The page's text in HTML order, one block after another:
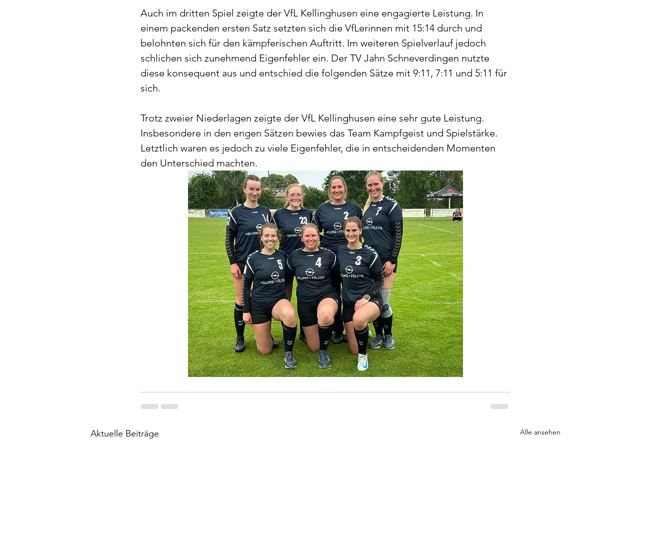
Auch im dritten Spiel zeigte der VfL Kellinghusen eine engagierte Leistung. In
einem packenden ersten Satz setzten sich die VfLerinnen mit 15:14 durch und
belohnten sich für den kämpferischen Auftritt. Im weiteren Spielverlauf jedoch
schlichen sich zunehmend Eigenfehler ein. Der TV Jahn Schneverdingen nutzte
diese konsequent aus und entschied die folgenden Sätze mit 9:11, 7:11 und 5:11 für
sich.
Trotz zweier Niederlagen zeigte der VfL Kellinghusen eine sehr gute Leistung.
Insbesondere in den engen Sätzen bewies das Team Kampfgeist und Spielstärke.
Letztlich waren es jedoch zu viele Eigenfehler, die in entscheidenden Momenten
den Unterschied machten.
Aktuelle Beiträge Alle ansehen